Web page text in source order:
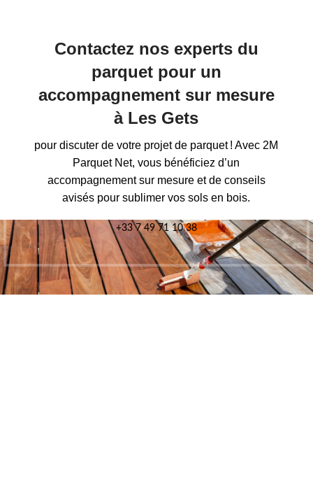
Contactez nos experts du
parquet pour un
accompagnement sur mesure
à Les Gets
pour discuter de votre projet de parquet ! Avec 2M
Parquet Net, vous bénéficiez d’un
accompagnement sur mesure et de conseils
avisés pour sublimer vos sols en bois.
+33 7 49 71 10 38